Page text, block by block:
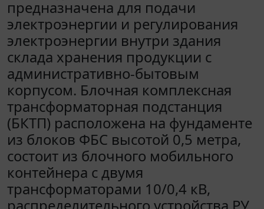
предназначена для подачи
электроэнергии и регулирования
электроэнергии внутри здания
склада хранения продукции с
административно-бытовым
корпусом. Блочная комплексная
трансформаторная подстанция
(БКТП) расположена на фундаменте
из блоков ФБС высотой 0,5 метра,
состоит из блочного мобильного
контейнера с двумя
трансформаторами 10/0,4 кВ,
распределительного устройства РУ